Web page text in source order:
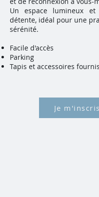
Un espace lumineux
détente, idéal pour une
sérénité.
Facile d'accès
Parking
Tapis et accessoires fournis
Je m'inscris